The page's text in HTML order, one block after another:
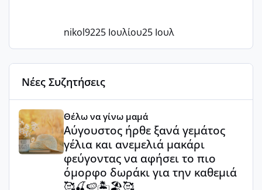
nikol9225 Ιουλίου25 Ιουλ
Νέες Συζητήσεις
Αύγουστος ήρθε ξανά γεμάτος γέλια και ανεμελιά
Θέλω να γίνω μαμά
Αύγουστος ήρθε ξανά γεμάτος
γέλια και ανεμελιά μακάρι
φεύγοντας να αφήσει το πιο
όμορφο δωράκι για την καθεμιά
🥰🍒🍉🏝️🏖️🥰